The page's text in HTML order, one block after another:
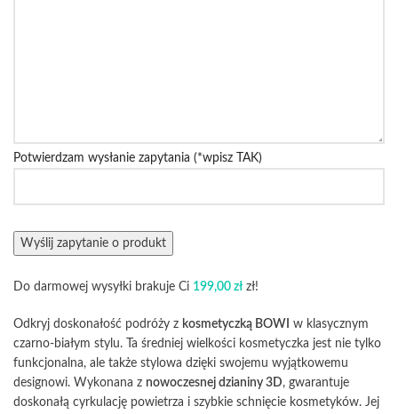
Potwierdzam wysłanie zapytania (*wpisz TAK)
Do darmowej wysyłki brakuje Ci 199,00 złzł!
Odkryj doskonałość podróży z kosmetyczką BOWI
w klasycznym
czarno-białym stylu. Ta średniej wielkości kosmetyczka jest nie tylko
funkcjonalna, ale także stylowa dzięki swojemu wyjątkowemu
designowi. Wykonana z nowoczesnej dzianiny 3D, gwarantuje
doskonałą cyrkulację powietrza i szybkie schnięcie kosmetyków. Jej